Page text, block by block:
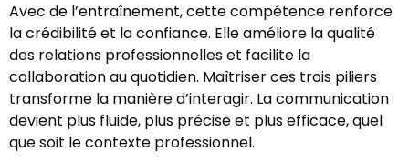
Avec de l’entraînement, cette compétence renforce
la crédibilité et la confiance. Elle améliore la qualité
des relations professionnelles et facilite la
collaboration au quotidien. Maîtriser ces trois piliers
transforme la manière d’interagir. La communication
devient plus fluide, plus précise et plus efficace, quel
que soit le contexte professionnel.